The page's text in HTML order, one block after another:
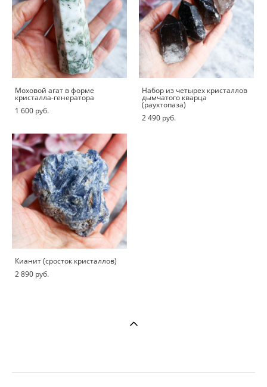
Моховой агат в форме
кристалла-генератора
1 600 pуб.
Набор из четырех кристаллов
дымчатого кварца
(раухтопаза)
2 490 pуб.
Кианит (сросток кристаллов)
2 890 pуб.